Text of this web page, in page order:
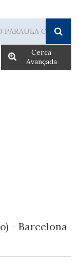
Cerca
Avançada
- Barcelona